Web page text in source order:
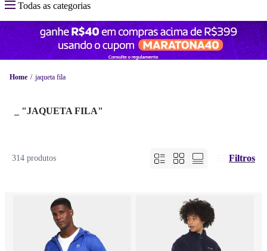
Todas as categorias
Home jaqueta fila
"JAQUETA FILA"
314 produtos Filtros